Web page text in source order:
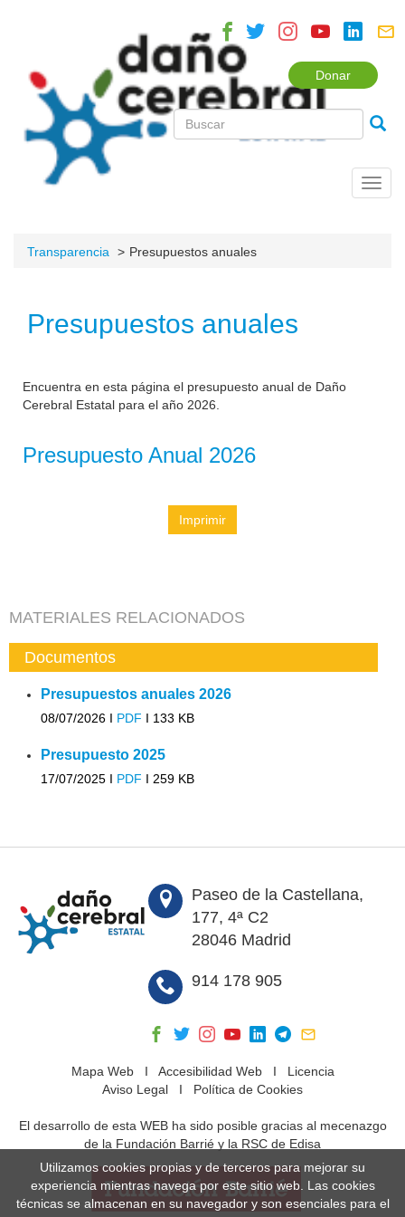
Donar
Transparencia Presupuestos anuales
Presupuestos anuales
Encuentra en esta página el presupuesto anual de Daño
Cerebral Estatal para el año 2026.
Presupuesto Anual 2026
Imprimir
MATERIALES RELACIONADOS
Documentos
Presupuestos anuales 2026
08/07/2026 I PDF I 133 KB
Presupuesto 2025
17/07/2025 I PDF I 259 KB
Paseo de la Castellana,
177, 4ª C2
28046 Madrid
914 178 905
Mapa WebI Accesibilidad WebI Licencia
Aviso Legal I Política de Cookies
El desarrollo de esta WEB ha sido posible gracias al mecenazgo
de la Fundación Barrié y la RSC de Edisa
Utilizamos cookies propias y de terceros para mejorar su
experiencia mientras navega por este sitio web. Las cookies
técnicas se almacenan en su navegador y son esenciales para el